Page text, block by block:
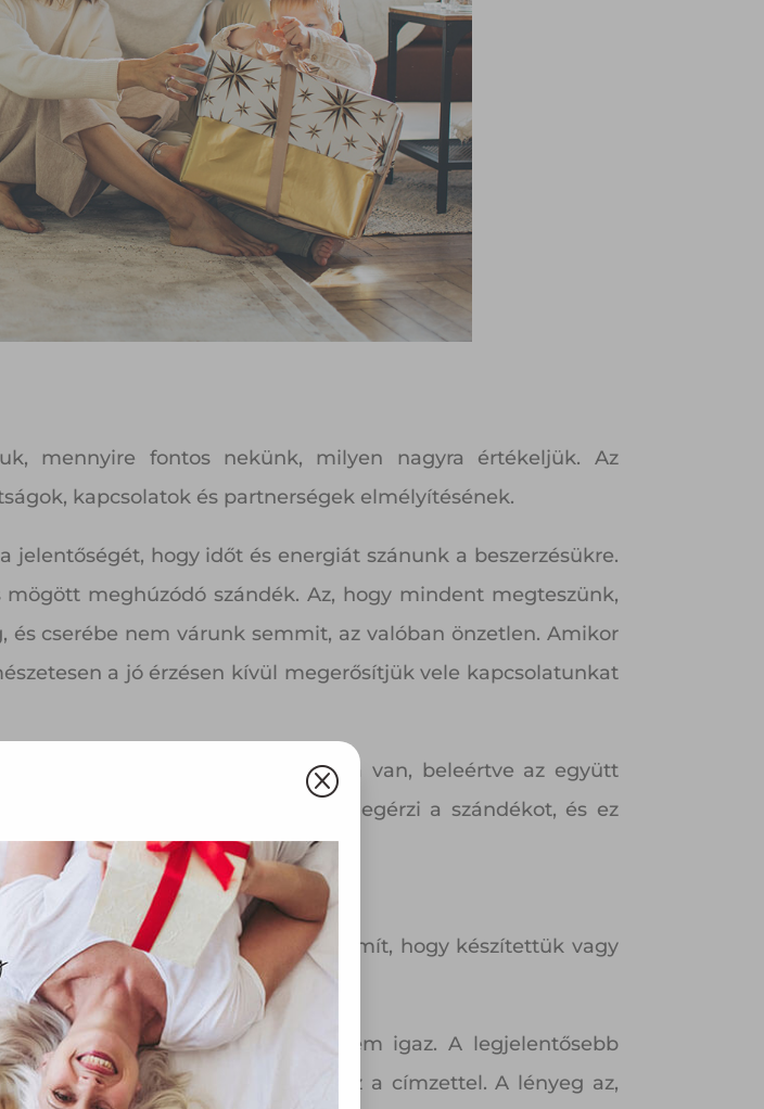
mennyire fontos nekünk, milyen nagyra értékeljük. Az
kapcsolatok és partnerségek elmélyítésének.
hogy időt és energiát szánunk a beszerzésükre.
meghúzódó szándék. Az, hogy mindent megteszünk,
cserébe nem várunk semmit, az valóban önzetlen. Amikor
a jó érzésen kívül megerősítjük vele kapcsolatunkat
kell. Ennek többféle módja van, beleértve az együtt
is. Ha szívvel adunk, a másik megérzi a szándékot, és ez
jár a beteljesülés érzése. Nem számít, hogy készítettük vagy
adni, ami nem drága, de ez nem igaz. A legjelentősebb
köszönet is csodákat tesz a címzettel. A lényeg az,
Q
„süti") alkalmazunk. Ezek olyan
webes böngészőjében. Ehhez az Ön
szóló 2003. évi C. törvény, az
az információs társadalommal